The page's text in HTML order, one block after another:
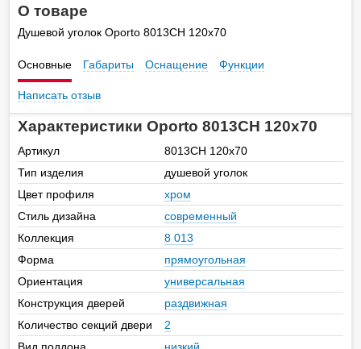
О товаре
Душевой уголок Oporto 8013CH 120x70
Основные Габариты Оснащение Функции
Написать отзыв
Характеристики Oporto 8013CH 120x70
Артикул
8013CH 120x70
Тип изделия
душевой уголок
Цвет профиля
хром
Стиль дизайна
современный
Коллекция
8 013
Форма
прямоугольная
Ориентация
универсальная
Конструкция дверей
раздвижная
Количество секций двери
2